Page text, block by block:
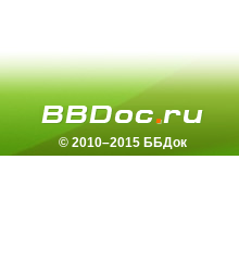
© 2010–2015 ББДок